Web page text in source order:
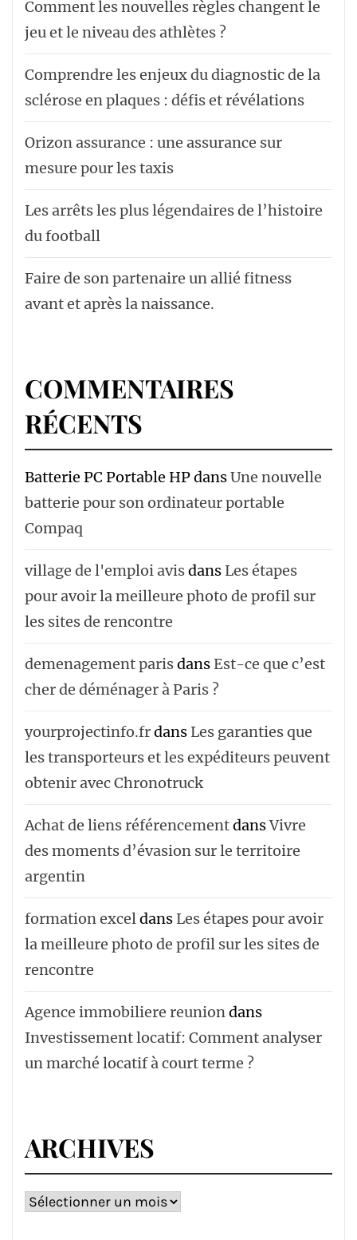
Comment les nouvelles règles changent le
jeu et le niveau des athlètes ?
Comprendre les enjeux du diagnostic de la
sclérose en plaques : défis et révélations
Orizon assurance : une assurance sur
mesure pour les taxis
Les arrêts les plus légendaires de l’histoire
du football
Faire de son partenaire un allié fitness
avant et après la naissance.
COMMENTAIRES
RÉCENTS
Batterie PC Portable HPdansUne nouvelle
batterie pour son ordinateur portable
Compaq
village de l'emploi avisdans Les étapes
pour avoir la meilleure photo de profil sur
les sites de rencontre
demenagement parisdansEst-ce que c’est
cher de déménager à Paris ?
yourprojectinfo.frdans Les garanties que
les transporteurs et les expéditeurs peuvent
obtenir avec Chronotruck
Achat de liens référencementdansVivre
des moments d’évasion sur le territoire
argentin
formation exceldans Les étapes pour avoir
la meilleure photo de profil sur les sites de
rencontre
Agence immobiliere reuniondans
Investissement locatif: Comment analyser
un marché locatif à court terme ?
ARCHIVES
Archives